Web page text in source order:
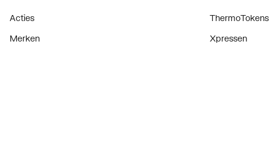
Acties
Merken
ThermoTokens
Xpressen